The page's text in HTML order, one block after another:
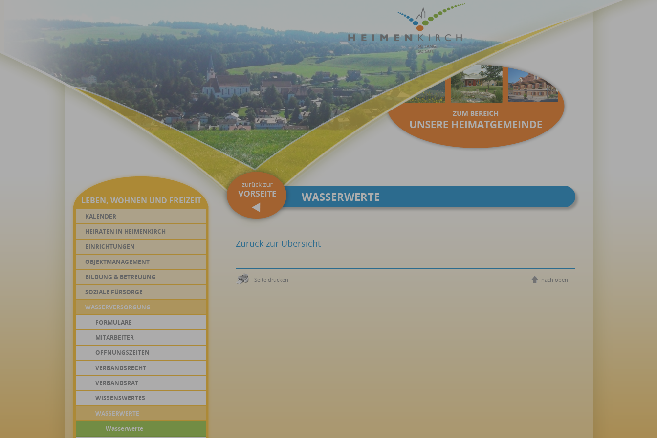
LEBEN, WOHNEN UND FREIZEIT
KALENDER
HEIRATEN IN HEIMENKIRCH
EINRICHTUNGEN
OBJEKTMANAGEMENT
BILDUNG & BETREUUNG
SOZIALE FÜRSORGE
WASSERVERSORGUNG
FORMULARE
MITARBEITER
ÖFFNUNGSZEITEN
VERBANDSRECHT
VERBANDSRAT
WISSENSWERTES
WASSERWERTE
Wasserwerte
WASSERWERTE
Zurück zur Übersicht
Seite drucken nach oben